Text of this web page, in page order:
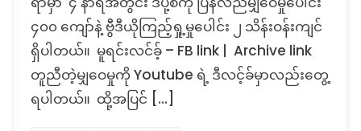
ဆို
တဲ့
သတင်းခေါင်
၄၀၀ ကျော်နဲ့ ဗွီဒီယိုကြည့်ရှု့မှုပေါင်း ၂ သိန်းဝန်းကျင်
ရှိပါတယ်။ မူရင်းလင်ခ့် – FB link | Archive link
တူညီတဲ့မျှဝေမှုကို Youtube ရဲ့ ဒီလင့်ခ်မှာလည်းတွေ့
ရပါတယ်။ ထို့အပြင် […]